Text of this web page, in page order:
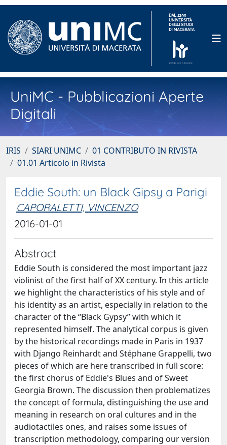
UniMC - Pubblicazioni Aperte
Digitali
IRIS SIARI UNIMC
01 CONTRIBUTO IN RIVISTA
01.01 Articolo in Rivista
Eddie South: un Black Gipsy a Parigi
CAPORALETTI, VINCENZO
2016-01-01
Abstract
Eddie South is considered the most important jazz
violinist of the first half of XX century. In this article
we highlight the characteristics of his style and of
his identity as an artist, especially in relation to the
character of the “Black Gypsy” with which it
represented himself. The analytical corpus is given
by the historical recordings made in Paris in 1937
with Django Reinhardt and Stéphane Grappelli, two
pieces of which are here transcribed in full score:
the first chorus of Eddie's Blues and of Sweet
Georgia Brown. The discussion then problematizes
the concept of formula, distinguishing the use and
meaning in research on oral cultures and in the
audiotactiles ones, and raises some issues of
transcription methodology, comparing our version